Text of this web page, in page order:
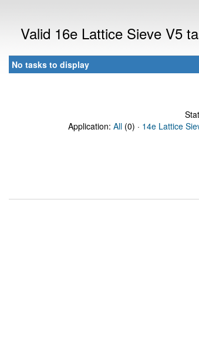
Valid 16e Lattice Sieve V5
No tasks to display
Application: All (0) · 14e Lattice